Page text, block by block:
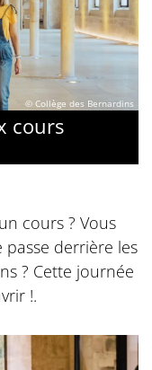
© Collège des Bernardins
cours
cours ? Vous
passe derrière les
? Cette journée
!.